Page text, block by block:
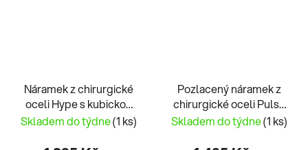
Náramek z chirurgické
oceli Hype s kubickou
zirkonií Preciosa, bílý
Skladem do týdne(1 ks)
Pozlacený náramek z
chirurgické oceli Pulse
Preciosa 7481Y70
Skladem do týdne(1 ks)